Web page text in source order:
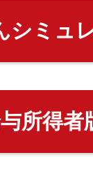
シミュ
所得者